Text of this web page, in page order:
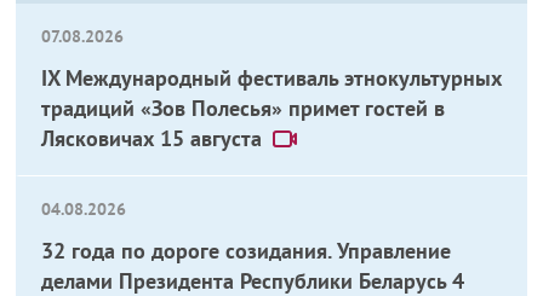
07.08.2026
IX Международный фестиваль этнокультурных
традиций «Зов Полесья» примет гостей в
Лясковичах 15 августа
04.08.2026
32 года по дороге созидания. Управление
делами Президента Республики Беларусь 4